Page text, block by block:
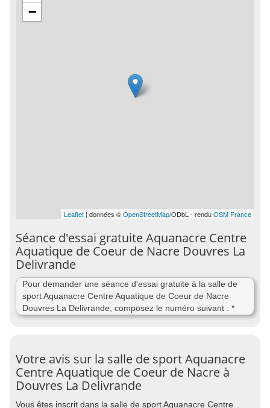
−
Leaflet | données ©OpenStreetMap/ODbL - renduOSM France
Séance d'essai gratuite Aquanacre Centre
Aquatique de Coeur de Nacre Douvres La
Delivrande
Pour demander une séance d'essai gratuite à la salle de
sport Aquanacre Centre Aquatique de Coeur de Nacre
Douvres La Delivrande, composez le numéro suivant : *
Votre avis sur la salle de sport Aquanacre
Centre Aquatique de Coeur de Nacre à
Douvres La Delivrande
Vous êtes inscrit dans la salle de sport Aquanacre Centre